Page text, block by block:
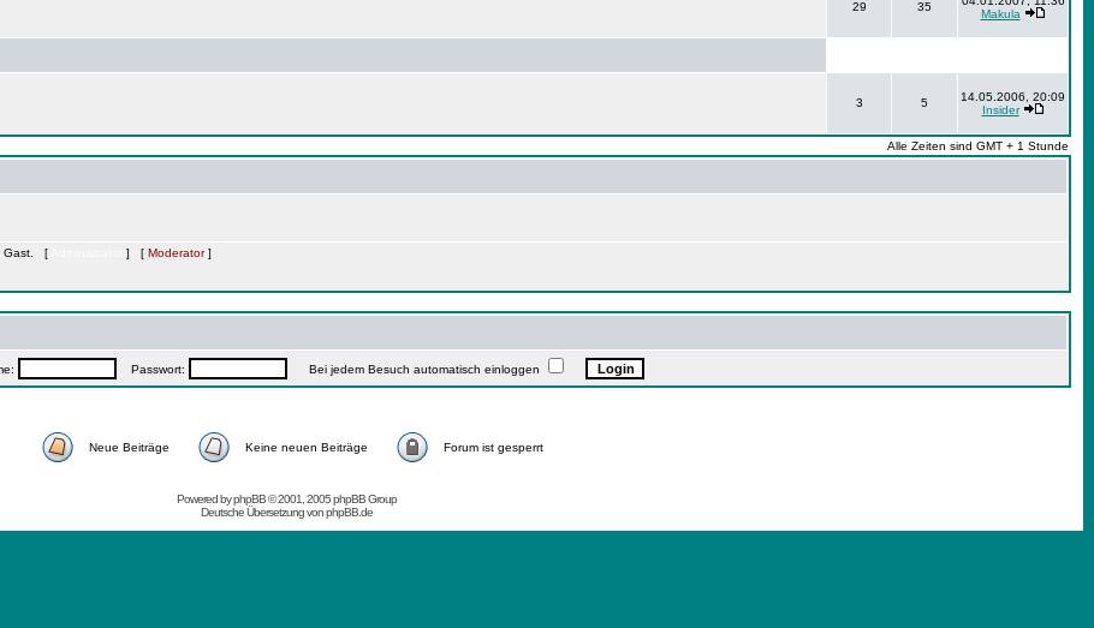
29 35
Makula
3 5
14.05.2006, 20:09
Insider
Alle Zeiten sind GMT + 1 Stunde
Gast. [ ] [ Moderator]
Passwort: Bei jedem Besuch automatisch einloggen
Neue Beiträge Keine neuen Beiträge Forum ist gesperrt
Powered byphpBB© 2001, 2005 phpBB Group
Deutsche Übersetzung vonphpBB.de